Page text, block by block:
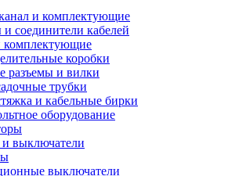
и комплектующие
соединители кабелей
комплектующие
коробки
разъемы и вилки
трубки
и кабельные бирки
оборудование
и выключатели
выключатели